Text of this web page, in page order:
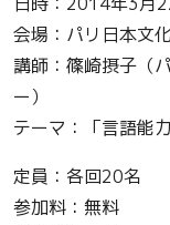
会場：パリ日本文
講師：篠崎摂子（
ー）
テーマ：「言語能
定員：各回20名
参加料：無料